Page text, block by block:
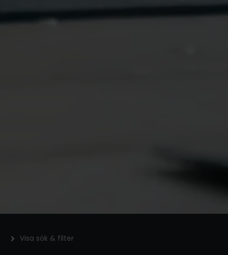
Visa sök & filter